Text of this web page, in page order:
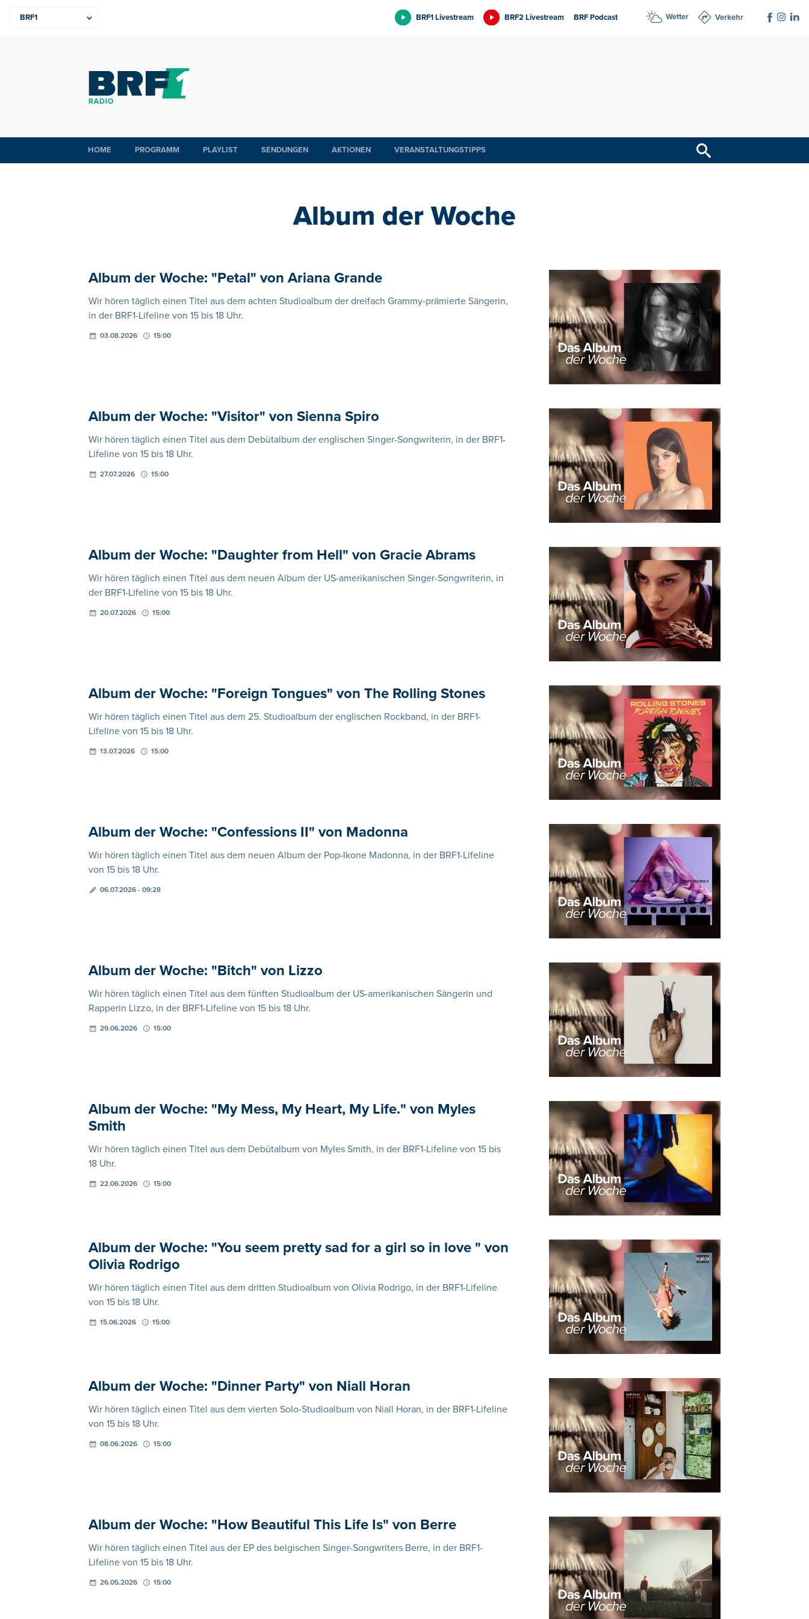
BRF1 Livestream BRF2 Livestream BRF Podcast Wetter Verkehr
HOME PROGRAMM PLAYLIST SENDUNGEN AKTIONEN VERANSTALTUNGSTIPPS
Album der Woche
Album der Woche: "Petal" von Ariana Grande
Wir hören täglich einen Titel aus dem achten Studioalbum der dreifach Grammy-prämierte Sängerin,
in der BRF1-Lifeline von 15 bis 18 Uhr.
03.08.2026 15:00
Album der Woche: "Visitor" von Sienna Spiro
Wir hören täglich einen Titel aus dem Debütalbum der englischen Singer-Songwriterin, in der BRF1-
Lifeline von 15 bis 18 Uhr.
27.07.2026 15:00
Album der Woche: "Daughter from Hell" von Gracie Abrams
Wir hören täglich einen Titel aus dem neuen Album der US-amerikanischen Singer-Songwriterin, in
der BRF1-Lifeline von 15 bis 18 Uhr.
20.07.2026 15:00
Album der Woche: "Foreign Tongues" von The Rolling Stones
Wir hören täglich einen Titel aus dem 25. Studioalbum der englischen Rockband, in der BRF1-
Lifeline von 15 bis 18 Uhr.
13.07.2026 15:00
Album der Woche: "Confessions II" von Madonna
Wir hören täglich einen Titel aus dem neuen Album der Pop-Ikone Madonna, in der BRF1-Lifeline
von 15 bis 18 Uhr.
06.07.2026 - 09:28
Album der Woche: "Bitch" von Lizzo
Wir hören täglich einen Titel aus dem fünften Studioalbum der US-amerikanischen Sängerin und
Rapperin Lizzo, in der BRF1-Lifeline von 15 bis 18 Uhr.
29.06.2026 15:00
Album der Woche: "My Mess, My Heart, My Life." von Myles
Smith
Wir hören täglich einen Titel aus dem Debütalbum von Myles Smith, in der BRF1-Lifeline von 15 bis
18 Uhr.
22.06.2026 15:00
Album der Woche: "You seem pretty sad for a girl so in love " von
Olivia Rodrigo
Wir hören täglich einen Titel aus dem dritten Studioalbum von Olivia Rodrigo, in der BRF1-Lifeline
von 15 bis 18 Uhr.
15.06.2026 15:00
Album der Woche: "Dinner Party" von Niall Horan
Wir hören täglich einen Titel aus dem vierten Solo-Studioalbum von Niall Horan, in der BRF1-Lifeline
von 15 bis 18 Uhr.
08.06.2026 15:00
Album der Woche: "How Beautiful This Life Is" von Berre
Wir hören täglich einen Titel aus der EP des belgischen Singer-Songwriters Berre, in der BRF1-
Lifeline von 15 bis 18 Uhr.
26.05.2026 15:00